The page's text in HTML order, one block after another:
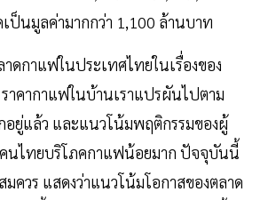
ป็นมูลค่ามากกว่า 1,100 ล้านบาท
ดกาแฟในประเทศไทยในเรื่องของ
ราคากาแฟในบ้านเราแปรผันไปตาม
อยู่แล้ว และแนวโน้มพฤติกรรมของผู้
นไทยบริโภคกาแฟน้อยมาก ปัจจุบันนี้
ควร แสดงว่าแนวโน้มโอกาสของตลาด